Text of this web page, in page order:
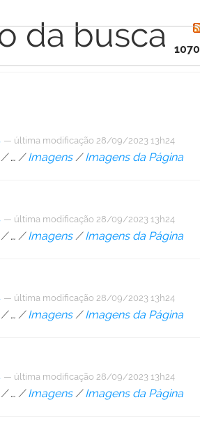
da busca 1070
— última modificação 28/09/2023 13h24
/… /Imagens /Imagens da Página
— última modificação 28/09/2023 13h24
/… /Imagens /Imagens da Página
— última modificação 28/09/2023 13h24
/… /Imagens /Imagens da Página
— última modificação 28/09/2023 13h24
/… /Imagens /Imagens da Página